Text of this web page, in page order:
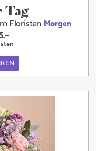
Tag
Floristen Morgen